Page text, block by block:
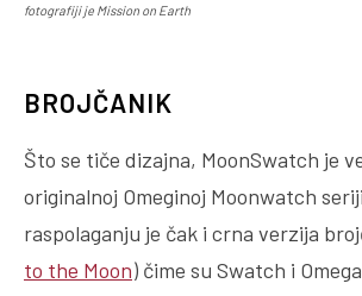
fotografiji je Mission on Earth
BROJČANIK
Što se tiče dizajna, MoonSwatch je
originalnoj Omeginoj Moonwatch
raspolaganju je čak i crna verzija
to the Moon) čime su Swatch i